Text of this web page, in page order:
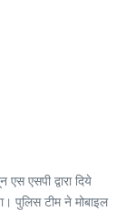
एसपी द्वारा दिये
पुलिस टीम ने मोबाइल